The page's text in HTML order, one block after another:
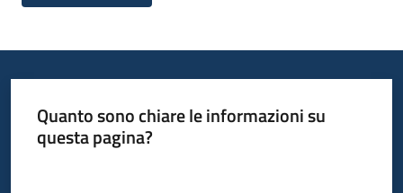
Quanto sono chiare le informazioni su
questa pagina?